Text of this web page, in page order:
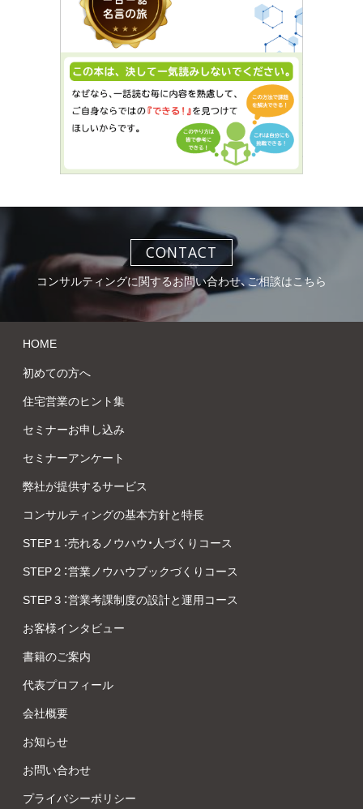
CONTACT
コンサルティングに関するお問い合わせ、ご相談はこちら
HOME
初めての方へ
住宅営業のヒント集
セミナーお申し込み
セミナーアンケート
弊社が提供するサービス
コンサルティングの基本方針と特長
STEP１：売れるノウハウ・人づくりコース
STEP２：営業ノウハウブックづくりコース
STEP３：営業考課制度の設計と運用コース
お客様インタビュー
書籍のご案内
代表プロフィール
会社概要
お知らせ
お問い合わせ
プライバシーポリシー